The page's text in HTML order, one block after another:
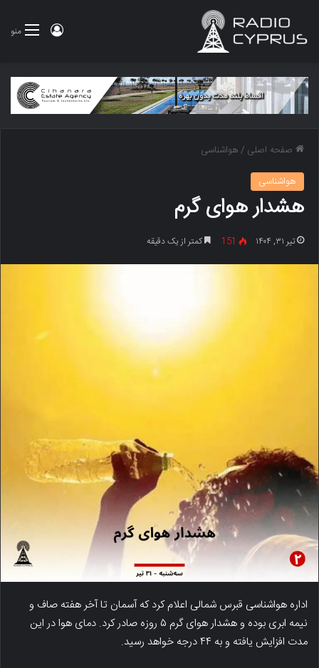
منو ورود
صفحه اصلی /هواشناسی
هواشناسی
هشدار هوای گرم
تیر ۳۱, ۱۴۰۴ 151 کمتر از یک دقیقه
اداره هواشناسی قبرس شمالی اعلام کرد که آسمان تا آخر هفته صاف و
نیمه ابری بوده و هشدار هوای گرم ۵ روزه صادر کرد. دمای هوا در این
مدت افزایش یافته و به ۴۴ درجه خواهد رسید.